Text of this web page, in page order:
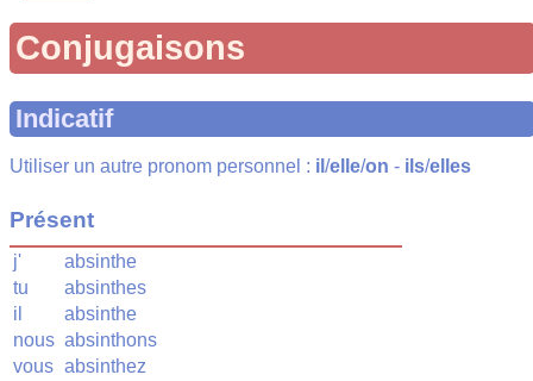
Conjugaisons
Indicatif
Utiliser un autre pronom personnel : il /elle/on - ils/elles
Présent
j'
absinthe
tu
absinthes
il
absinthe
nous absinthons
vous absinthez